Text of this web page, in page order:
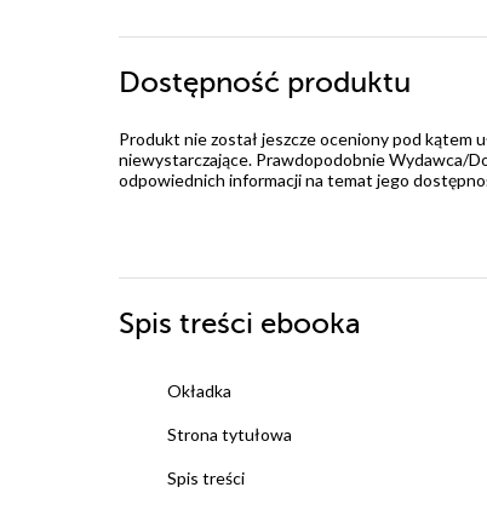
Dostępność produktu
Produkt nie został jeszcze oceniony pod kątem
niewystarczające. Prawdopodobnie Wydawca/
odpowiednich informacji na temat jego
Spis treści ebooka
Okładka
Strona tytułowa
Spis treści